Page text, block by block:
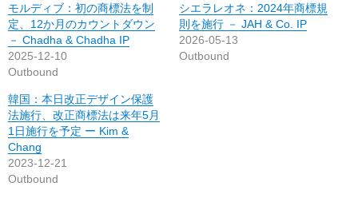
モルディブ：初の商標法を制
定、12か月のカウントダウン
－ Chadha & Chadha IP
2025-12-10
Outbound
シエラレオネ：2024年商標規
則を施行 － JAH & Co. IP
2026-05-13
Outbound
韓国：本日改正デザイン保護
法施行、改正商標法は来年5月
1日施行を予定 ー Kim &
Chang
2023-12-21
Outbound